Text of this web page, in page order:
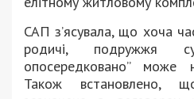
САП з’ясувала, що хоча
родичі, подружжя
опосередковано” може
Також встановлено,